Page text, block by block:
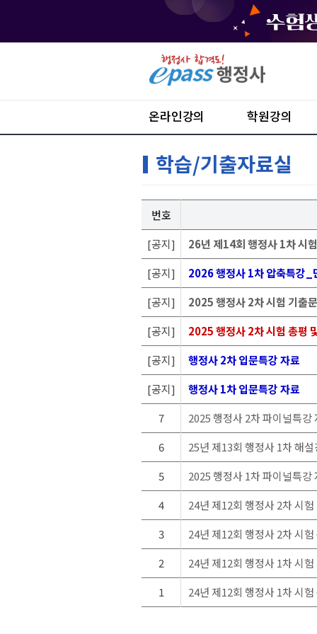
온라인강의 학원강의
학습/기출자료실
번호
[공지]
26년 제14회 행정사 1차 시
[공지]
2026 행정사 1차 압축특강_
[공지]
2025 행정사 2차 시험 기출
[공지]
2025 행정사 2차 시험 총평
[공지]
행정사 2차 입문특강 자료
[공지]
행정사 1차 입문특강 자료
7
2025 행정사 2차 파이널특강
6
25년 제13회 행정사 1차 해
5
2025 행정사 1차 파이널특강
4
24년 제12회 행정사 2차 시
3
24년 제12회 행정사 2차 시
2
24년 제12회 행정사 1차 시
1
24년 제12회 행정사 1차 시험